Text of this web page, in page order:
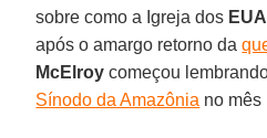
sobre como a Igreja dos EUA
após o amargo retorno da
McElroy começou
Sínodo da Amazônia no mês